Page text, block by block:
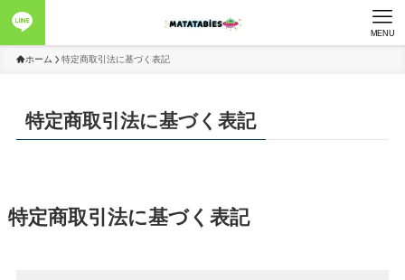
MENU
ホーム 特定商取引法に基づく表記
特定商取引法に基づく表記
特定商取引法に基づく表記